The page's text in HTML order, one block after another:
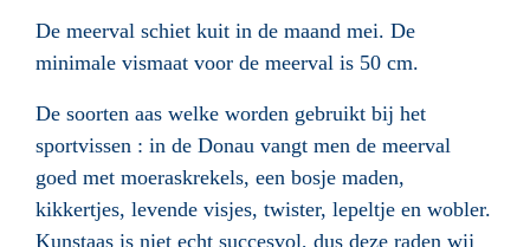
De meerval schiet kuit in de maand mei. De
minimale vismaat voor de meerval is 50 cm.
De soorten aas welke worden gebruikt bij het
sportvissen : in de Donau vangt men de meerval
goed met moeraskrekels, een bosje maden,
kikkertjes, levende visjes, twister, lepeltje en wobler.
Kunstaas is niet echt succesvol, dus deze raden wij